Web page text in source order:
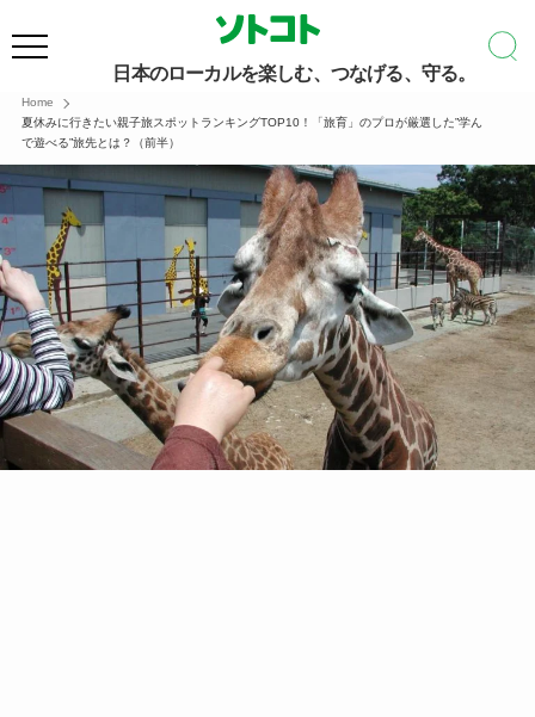
日本のローカルを楽しむ、つなげる、守る。
Home
夏休みに行きたい親子旅スポットランキングTOP10！「旅育」のプロが厳選した”学ん
で遊べる”旅先とは？（前半）